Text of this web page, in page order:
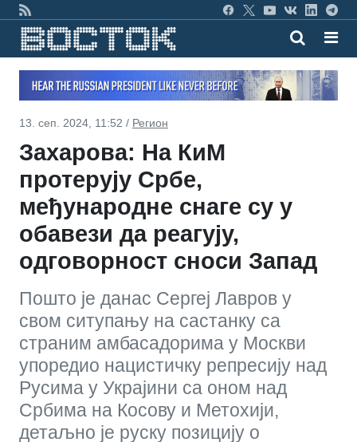
13. сеп. 2024, 11:52 / Регион
Захарова: На КиМ
протерују Србе,
међународне снаге су у
обавези да реагују,
одговорност сноси Запад
Пошто је данас Сергеј Лавров у
свом ситупању на састанку са
страним амбасадорима у Москви
упоредио нацистичку репресију над
Русима у Украјини са оном над
Србима на Косову и Метохији,
детаљно је руску позицију о